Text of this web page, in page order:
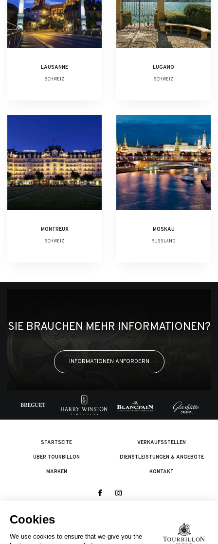
LAUSANNE
SCHWEIZ
LUGANO
SCHWEIZ
MONTREUX
SCHWEIZ
MOSKAU
RUSSLAND
SIE BRAUCHEN MEHR INFORMATIONEN?
INFORMATIONEN ANFORDERN
STARTSEITE
ÜBER TOURBILLON
MARKEN
VERKAUFSSTELLEN
DIENSTLEISTUNGEN & ANGEBOTE
KONTAKT